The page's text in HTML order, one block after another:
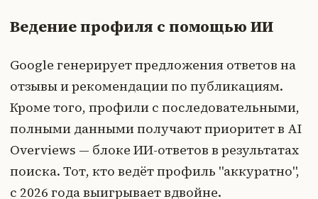
Ведение профиля с помощью ИИ
Google генерирует предложения ответов на
отзывы и рекомендации по публикациям.
Кроме того, профили с последовательными,
полными данными получают приоритет в AI
Overviews — блоке ИИ-ответов в результатах
поиска. Тот, кто ведёт профиль "аккуратно",
с 2026 года выигрывает вдвойне.